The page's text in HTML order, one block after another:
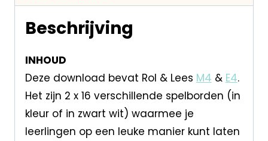
Beschrijving
INHOUD
Deze download bevat Rol & Lees M4 & E4.
Het zijn 2 x 16 verschillende spelborden (in
kleur of in zwart wit) waarmee je
leerlingen op een leuke manier kunt laten